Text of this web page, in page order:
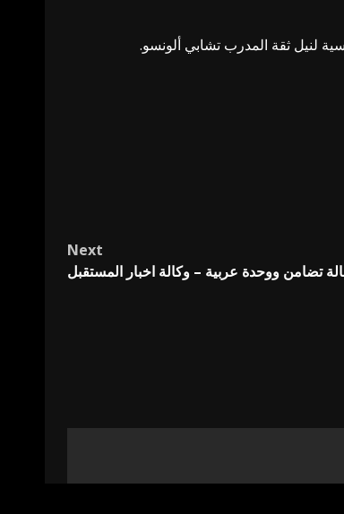
لنيل ثقة المدرب تشابي ألونسو.
Next
تضامن ووحدة عربية – وكالة اخبار المستقبل